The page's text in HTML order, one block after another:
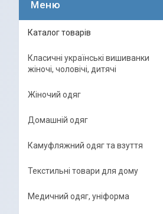
Каталог товарів
Класичні українські вишиванки
жіночі, чоловічі, дитячі
Жіночий одяг
Домашній одяг
Камуфляжний одяг та взуття
Текстильні товари для дому
Медичний одяг, уніформа